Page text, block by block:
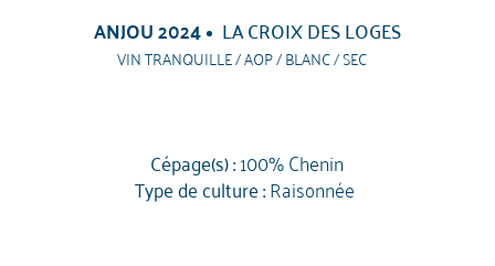
ANJOU 2024 LA CROIX DES LOGES
VIN TRANQUILLE / AOP / BLANC / SEC
Cépage(s) :100% Chenin
Type de culture :Raisonnée